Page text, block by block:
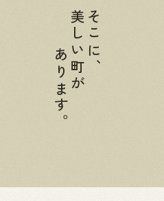
そこに、
美しい町が
あります。